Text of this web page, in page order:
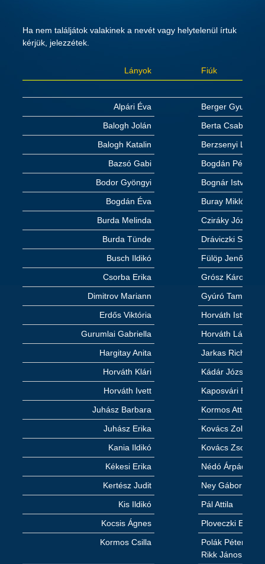
Ha nem találjátok valakinek a nevét vagy helytelenül írtuk
kérjük, jelezzétek.
Lányok Fiúk
Alpári Éva
Berger Gyula
Balogh Jolán
Berta Csaba
Balogh Katalin
Berzsenyi László
Bazsó Gabi
Bogdán Péter
Bodor Gyöngyi
Bognár István
Bogdán Éva
Buray Miklós
Burda Melinda
Cziráky József
Burda Tünde
Dráviczki Sándor
Busch Ildikó
Fülöp Jenő
Csorba Erika
Grósz Károly
Dimitrov Mariann
Gyúró Tamás
Erdős Viktória
Horváth István
Gurumlai Gabriella
Horváth László
Hargitay Anita
Jarkas Richárd
Horváth Klári
Kádár József †
Horváth Ivett
Kaposvári Béla
Juhász Barbara
Kormos Attila
Juhász Erika
Kovács Zoltán –
Kania Ildikó
Kovács Zsolt
Kékesi Erika
Nédó Árpád
Kertész Judit
Ney Gábor
Kis Ildikó
Pál Attila
Kocsis Ágnes
Ploveczki Ede
Kormos Csilla
Polák Péter
Rikk János